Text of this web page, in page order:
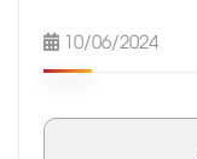
10/06/2024